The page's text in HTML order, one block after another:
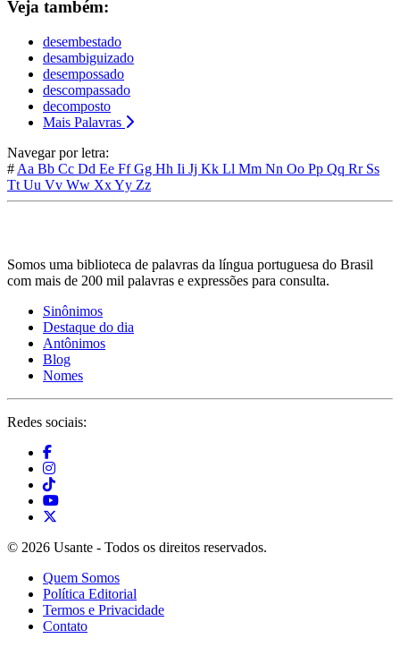
Veja também:
desembestado
desambiguizado
desempossado
descompassado
decomposto
Mais Palavras
Navegar por letra:
# Aa Bb Cc Dd Ee FfGg Hh Ii Jj Kk Ll Mm Nn Oo Pp Qq Rr Ss
Tt Uu Vv Ww XxYy Zz
Somos uma biblioteca de palavras da língua portuguesa do Brasil
com mais de 200 mil palavras e expressões para consulta.
Sinônimos
Destaque do dia
Antônimos
Blog
Nomes
Redes sociais:
© 2026 Usante - Todos os direitos reservados.
Quem Somos
Política Editorial
Termos e Privacidade
Contato